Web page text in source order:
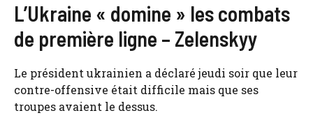
L’Ukraine « domine » les combats
de première ligne – Zelenskyy
Le président ukrainien a déclaré jeudi soir que leur
contre-offensive était difficile mais que ses
troupes avaient le dessus.